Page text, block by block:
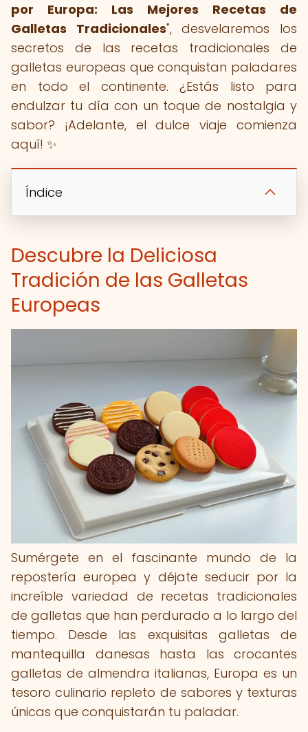
por Europa: Las Mejores Recetas de
Galletas Tradicionales", desvelaremos los
secretos de las recetas tradicionales de
galletas europeas que conquistan paladares
en todo el continente. ¿Estás listo para
endulzar tu día con un toque de nostalgia y
sabor? ¡Adelante, el dulce viaje comienza
aquí! ✨
Índice
Descubre la Deliciosa
Tradición de las Galletas
Europeas
Sumérgete en el fascinante mundo de la
repostería europea y déjate seducir por la
increíble variedad de recetas tradicionales
de galletas que han perdurado a lo largo del
tiempo. Desde las exquisitas galletas de
mantequilla danesas hasta las crocantes
galletas de almendra italianas, Europa es un
tesoro culinario repleto de sabores y texturas
únicas que conquistarán tu paladar.